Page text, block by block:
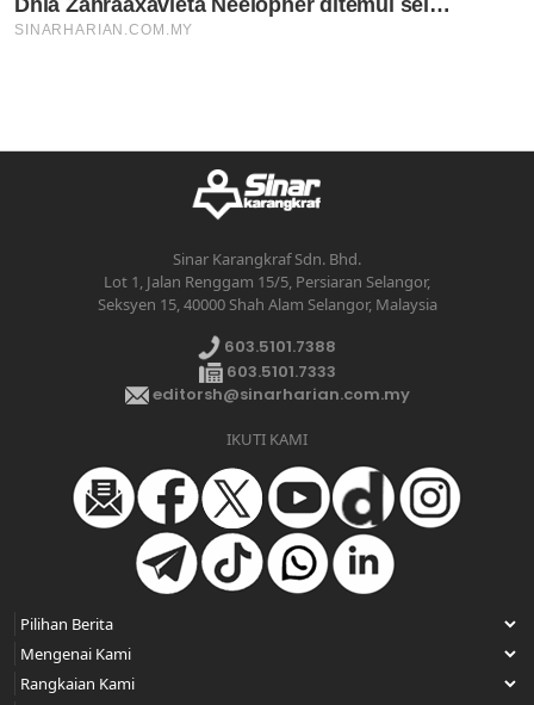
Sinar Karangkraf Sdn. Bhd.
Lot 1, Jalan Renggam 15/5, Persiaran Selangor,
Seksyen 15, 40000 Shah Alam Selangor, Malaysia
603.5101.7388
603.5101.7333
editorsh@sinarharian.com.my
IKUTI KAMI